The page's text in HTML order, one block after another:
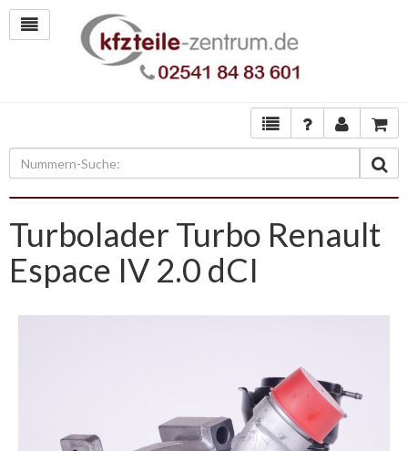
Turbolader Turbo Renault
Espace IV 2.0 dCI